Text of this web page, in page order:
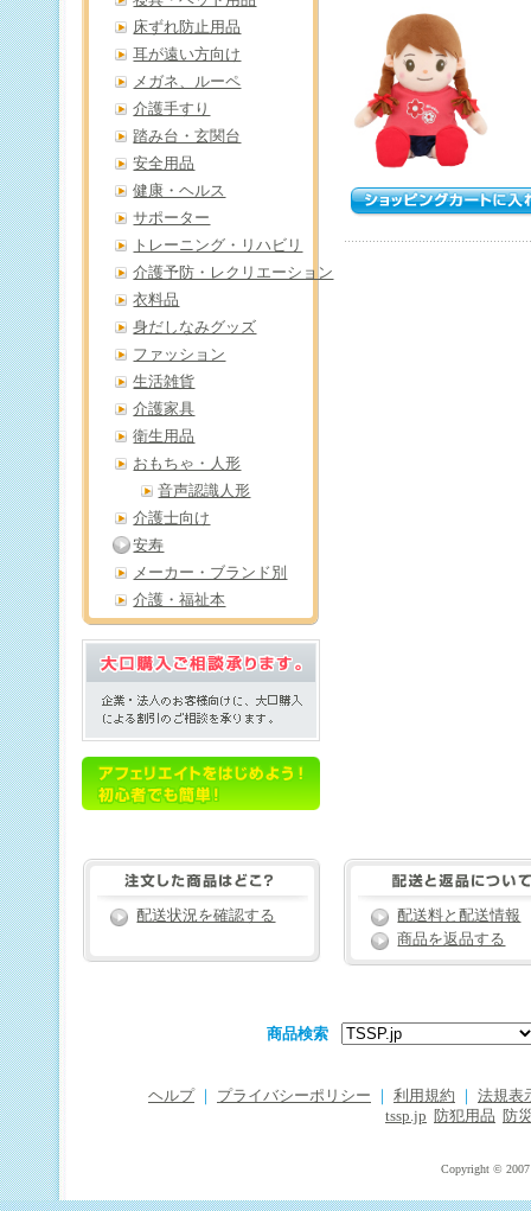
床ずれ防止用品
耳が遠い方向け
メガネ、ルーペ
介護手すり
踏み台・玄関台
安全用品
健康・ヘルス
サポーター
トレーニング・リハビリ
介護予防・レクリエーション
衣料品
身だしなみグッズ
ファッション
生活雑貨
介護家具
衛生用品
おもちゃ・人形
音声認識人形
介護士向け
安寿
メーカー・ブランド別
介護・福祉本
配送状況を確認する
配送料と配送情報
商品を返品する
商品検索
ヘルプ プライバシーポリシー 利用規約
法規表
tssp.jp
防犯用品 防
Copyright © 2007